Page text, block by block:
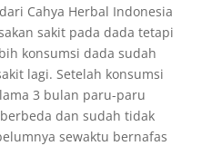
Cahya Herbal Indonesia
sakit pada dada tetapi
konsumsi dada sudah
lagi. Setelah konsumsi
3 bulan paru-paru
dan sudah tidak
sewaktu bernafas